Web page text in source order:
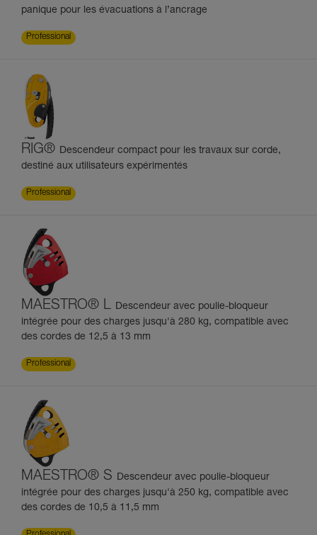
panique pour les évacuations à l’ancrage
Professional
RIG® Descendeur compact pour les travaux sur corde,
destiné aux utilisateurs expérimentés
Professional
MAESTRO® L Descendeur avec poulie-bloqueur
intégrée pour des charges jusqu'à 280 kg, compatible avec
des cordes de 12,5 à 13 mm
Professional
MAESTRO® S Descendeur avec poulie-bloqueur
intégrée pour des charges jusqu'à 250 kg, compatible avec
des cordes de 10,5 à 11,5 mm